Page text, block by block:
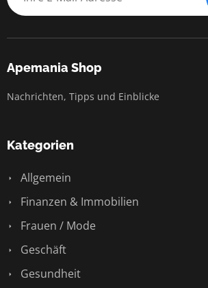
Apemania Shop
Nachrichten, Tipps und Einblicke
Kategorien
Allgemein
Finanzen & Immobilien
Frauen / Mode
Geschäft
Gesundheit